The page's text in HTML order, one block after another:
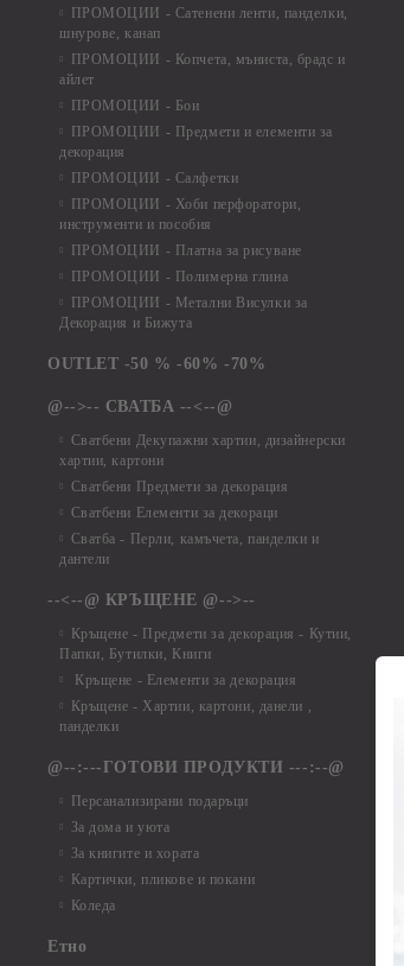
ПРОМОЦИИ - Сатенени ленти, панделки,
шнурове, канап
ПРОМОЦИИ - Копчета, мъниста, брадс и
айлет
ПРОМОЦИИ - Бои
ПРОМОЦИИ - Предмети и елементи за
декорация
ПРОМОЦИИ - Салфетки
ПРОМОЦИИ - Хоби перфоратори,
инструменти и пособия
ПРОМОЦИИ - Платна за рисуване
ПРОМОЦИИ - Полимерна глина
ПРОМОЦИИ - Метални Висулки за
Декорация и Бижута
OUTLET -50 % -60% -70%
@-->-- СВАТБА --<--@
Сватбени Декупажни хартии, дизайнерски
хартии, картони
Сватбени Предмети за декорация
Сватбени Елементи за декораци
Сватба - Перли, камъчета, панделки и
дантели
--<--@ КРЪЩЕНЕ @-->--
Кръщене - Предмети за декорация - Кутии,
Папки, Бутилки, Книги
Кръщене - Елементи за декорация
Кръщене - Хартии, картони, данели ,
панделки
@--:---ГОТОВИ ПРОДУКТИ ---:--@
Персанализирани подаръци
За дома и уюта
За книгите и хората
Картички, пликове и покани
Коледа
Етно